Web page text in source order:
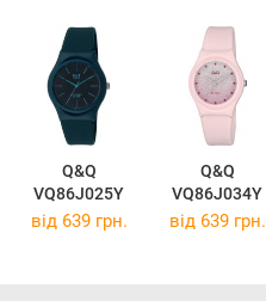
Q&Q
VQ86J025Y
Q&Q
VQ86J034Y
від 639 грн. від 639 грн.